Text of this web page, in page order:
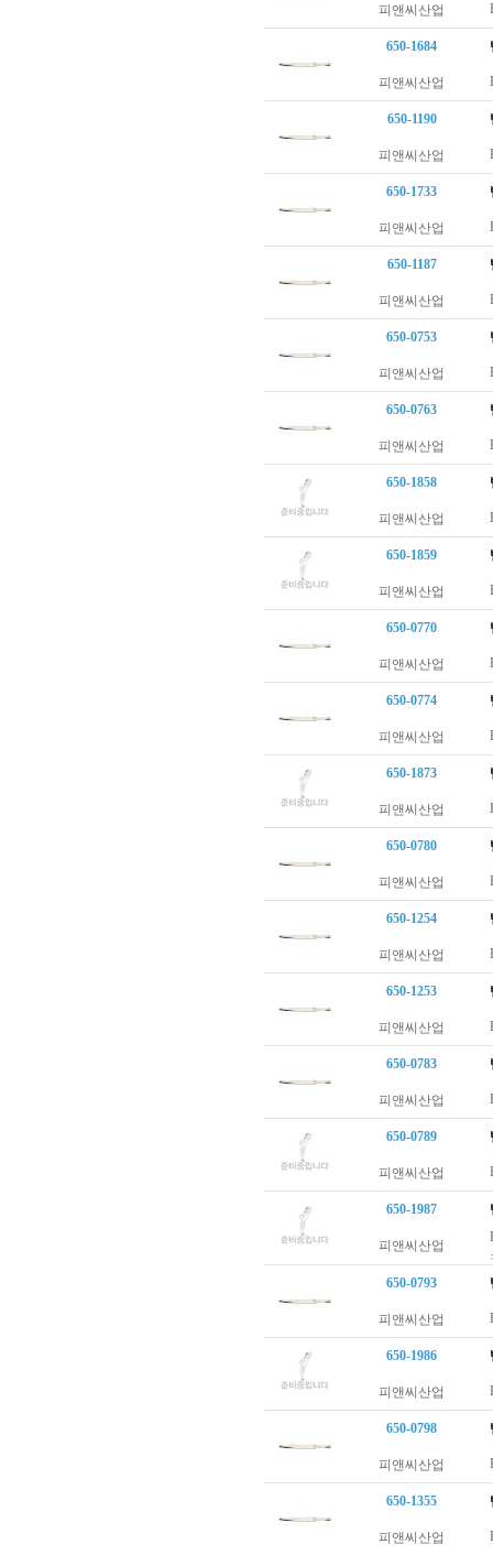
피앤씨산업
650-1684
피앤씨산업
650-1190
피앤씨산업
650-1733
피앤씨산업
650-1187
피앤씨산업
650-0753
피앤씨산업
650-0763
피앤씨산업
650-1858
피앤씨산업
650-1859
피앤씨산업
650-0770
피앤씨산업
650-0774
피앤씨산업
650-1873
피앤씨산업
650-0780
피앤씨산업
650-1254
피앤씨산업
650-1253
피앤씨산업
650-0783
피앤씨산업
650-0789
피앤씨산업
650-1987
피앤씨산업
650-0793
피앤씨산업
650-1986
피앤씨산업
650-0798
피앤씨산업
650-1355
피앤씨산업